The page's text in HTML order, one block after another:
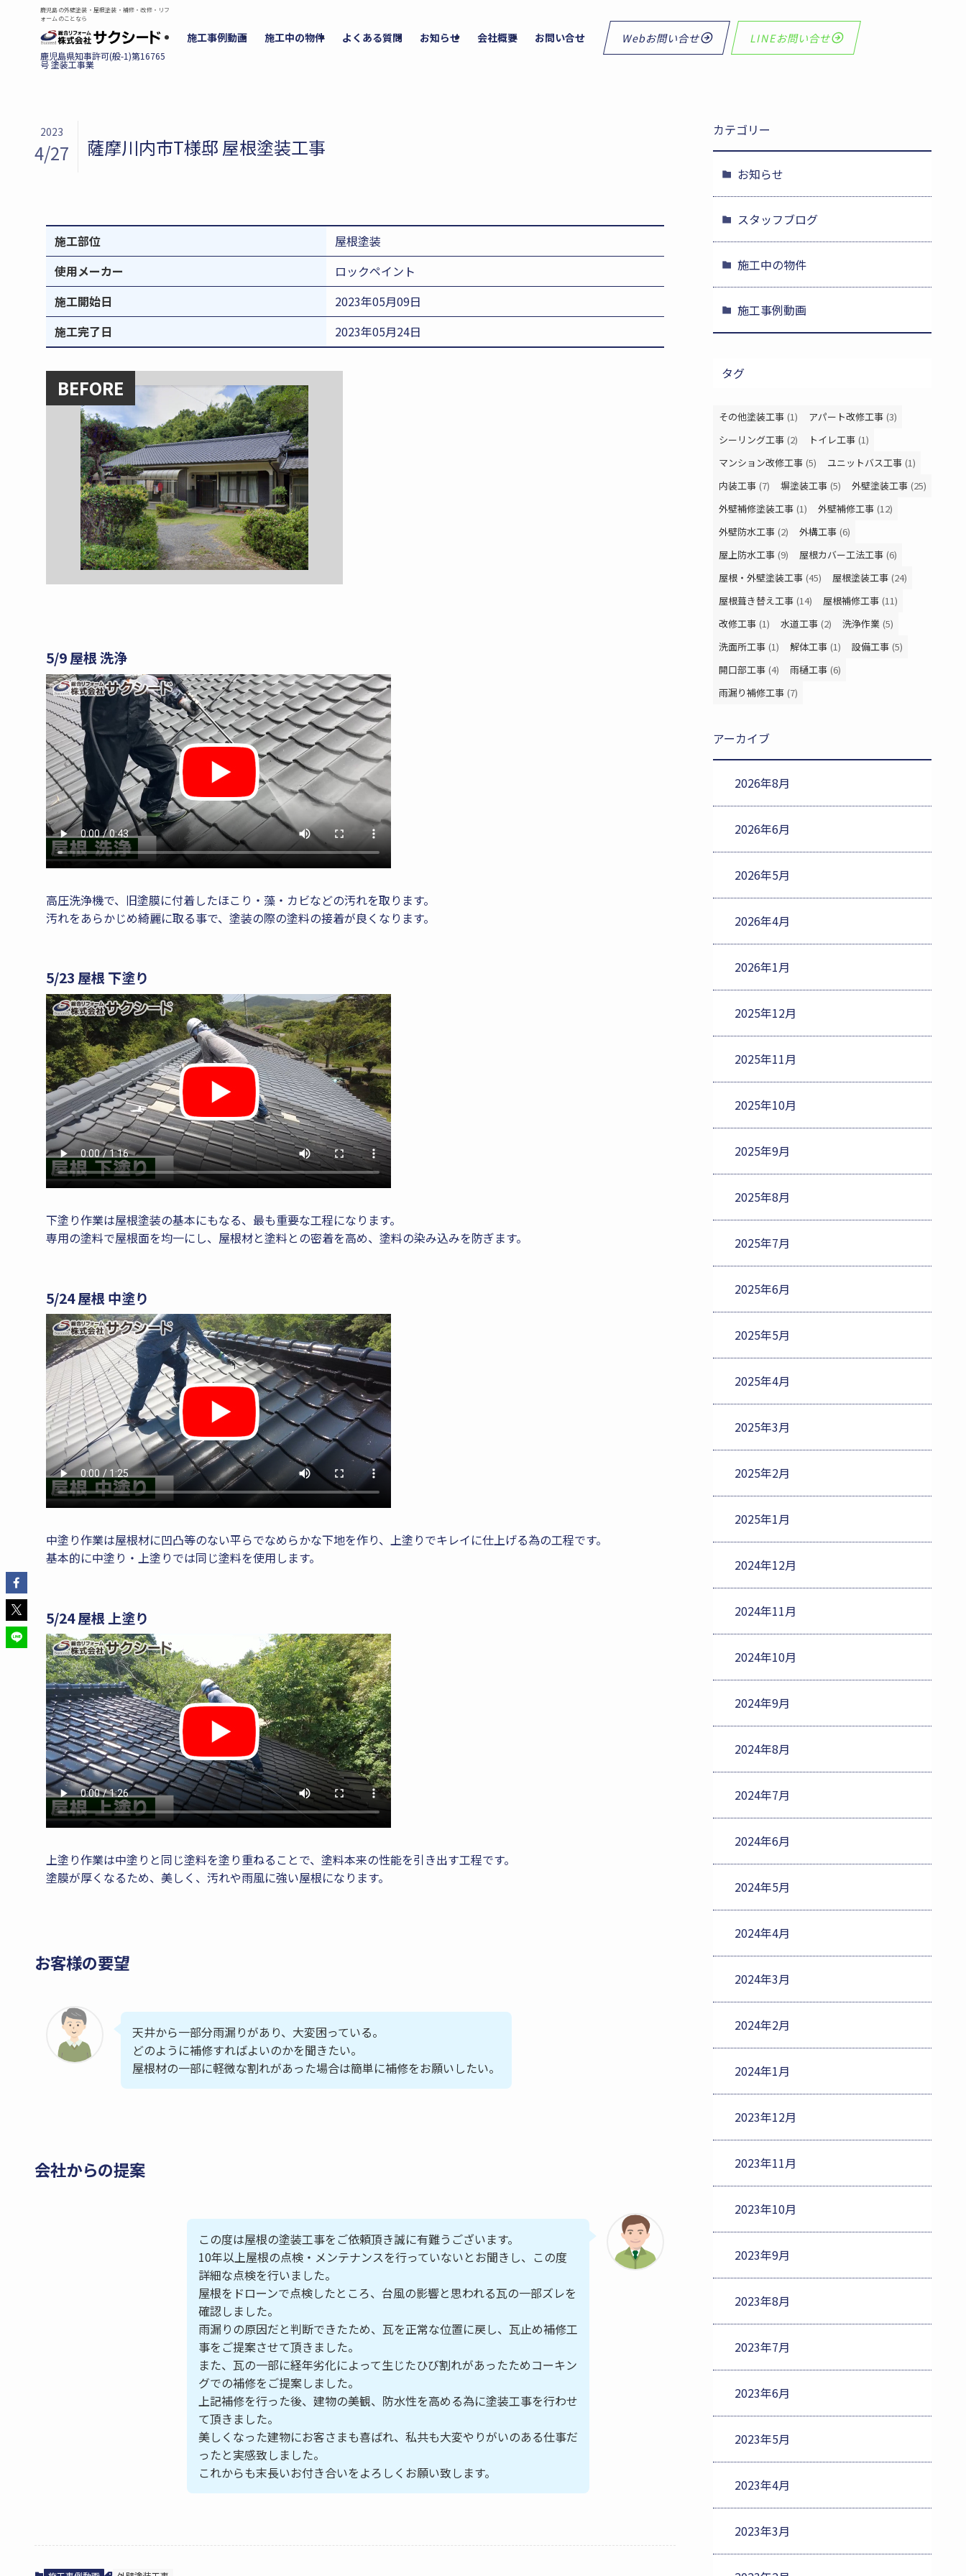
鹿児島の外壁塗装・屋根塗装・補修・改修・リフ
ォームのことなら
施工事例動画 施工中の物件 よくある質問 お知らせ 会社概要 お問い合せ Webお問い合せ LINEお問い合せ
薩摩川内市T様邸 屋根塗装工事
2023
4/27
施工部位
屋根塗装
使用メーカー
ロックペイント
施工開始日
2023年05月09日
施工完了日
2023年05月24日
BEFORE
5/9 屋根 洗浄
高圧洗浄機で、旧塗膜に付着したほこり・藻・カビなどの汚れを取ります。
汚れをあらかじめ綺麗に取る事で、塗装の際の塗料の接着が良くなります。
5/23 屋根 下塗り
下塗り作業は屋根塗装の基本にもなる、最も重要な工程になります。
専用の塗料で屋根面を均一にし、屋根材と塗料との密着を高め、塗料の染み込みを防ぎます。
5/24 屋根 中塗り
中塗り作業は屋根材に凹凸等のない平らでなめらかな下地を作り、上塗りでキレイに仕上げる為の工程です。
基本的に中塗り・上塗りでは同じ塗料を使用します。
5/24 屋根 上塗り
上塗り作業は中塗りと同じ塗料を塗り重ねることで、塗料本来の性能を引き出す工程です。
塗膜が厚くなるため、美しく、汚れや雨風に強い屋根になります。
お客様の要望
天井から一部分雨漏りがあり、大変困っている。
どのように補修すればよいのかを聞きたい。
屋根材の一部に軽微な割れがあった場合は簡単に補修をお願いしたい。
会社からの提案
この度は屋根の塗装工事をご依頼頂き誠に有難うございます。
10年以上屋根の点検・メンテナンスを行っていないとお聞きし、この度
詳細な点検を行いました。
屋根をドローンで点検したところ、台風の影響と思われる瓦の一部ズレを
確認しました。
雨漏りの原因だと判断できたため、瓦を正常な位置に戻し、瓦止め補修工
事をご提案させて頂きました。
また、瓦の一部に経年劣化によって生じたひび割れがあったためコーキン
グでの補修をご提案しました。
上記補修を行った後、建物の美観、防水性を高める為に塗装工事を行わせ
て頂きました。
美しくなった建物にお客さまも喜ばれ、私共も大変やりがいのある仕事だ
ったと実感致しました。
これからも末長いお付き合いをよろしくお願い致します。
カテゴリー
お知らせ
スタッフブログ
施工中の物件
施工事例動画
タグ
その他塗装工事 (1) アパート改修工事 (3)
シーリング工事 (2) トイレ工事 (1)
マンション改修工事 (5) ユニットバス工事 (1)
内装工事 (7) 塀塗装工事 (5) 外壁塗装工事 (25)
外壁補修塗装工事 (1) 外壁補修工事 (12)
外壁防水工事 (2) 外構工事 (6)
屋上防水工事 (9) 屋根カバー工法工事 (6)
屋根・外壁塗装工事 (45) 屋根塗装工事 (24)
屋根葺き替え工事 (14) 屋根補修工事 (11)
改修工事 (1) 水道工事 (2) 洗浄作業 (5)
洗面所工事 (1) 解体工事 (1) 設備工事 (5)
開口部工事 (4) 雨樋工事 (6)
雨漏り補修工事 (7)
アーカイブ
2026年8月
2026年6月
2026年5月
2026年4月
2026年1月
2025年12月
2025年11月
2025年10月
2025年9月
2025年8月
2025年7月
2025年6月
2025年5月
2025年4月
2025年3月
2025年2月
2025年1月
2024年12月
2024年11月
2024年10月
2024年9月
2024年8月
2024年7月
2024年6月
2024年5月
2024年4月
2024年3月
2024年2月
2024年1月
2023年12月
2023年11月
2023年10月
2023年9月
2023年8月
2023年7月
2023年6月
2023年5月
2023年4月
2023年3月